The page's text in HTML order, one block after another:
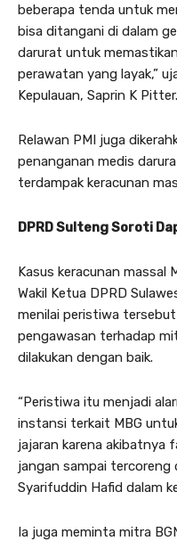
beberapa tenda untuk
bisa ditangani di dalam
darurat untuk
perawatan yang layak,”
Kepulauan, Saprin K Pitter.
Relawan PMI juga
penanganan medis
terdampak keracunan
DPRD Sulteng Soroti
Kasus keracunan massal
Wakil Ketua DPRD
menilai peristiwa
pengawasan terhadap
dilakukan dengan baik.
“Peristiwa itu menjadi
instansi terkait MBG
jajaran karena akibatnya
jangan sampai tercoreng
Syarifuddin Hafid dalam
Ia juga meminta mitra